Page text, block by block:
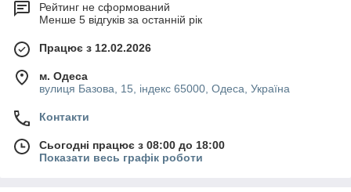
Рейтинг не сформований
Менше 5 відгуків за останній рік
Працює з 12.02.2026
м. Одеса
вулиця Базова, 15, індекс 65000, Одеса, Україна
Контакти
Сьогодні працює з 08:00 до 18:00
Показати весь графік роботи